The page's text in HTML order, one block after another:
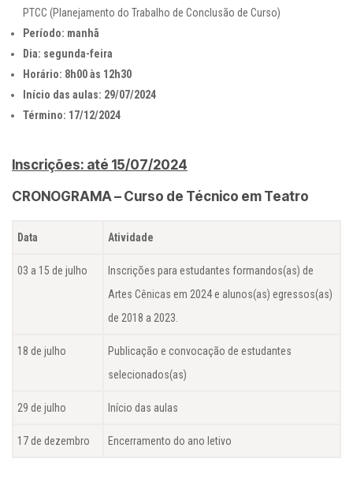
PTCC (Planejamento do Trabalho de Conclusão de Curso)
Período: manhã
Dia: segunda-feira
Horário: 8h00 às 12h30
Início das aulas: 29/07/2024
Término: 17/12/2024
Inscrições: até 15/07/2024
CRONOGRAMA – Curso de Técnico em Teatro
Data Atividade
03 a 15 de julho
Inscrições para estudantes formandos(as) de
Artes Cênicas em 2024 e alunos(as) egressos(as)
de 2018 a 2023.
18 de julho
Publicação e convocação de estudantes
selecionados(as)
29 de julho Início das aulas
17 de dezembro Encerramento do ano letivo